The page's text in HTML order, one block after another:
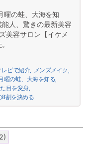
曜の蛙、大海を知
人、驚きの最新美容
美容サロン【イケメ
レビで紹介, メンズメイク
曜の蛙、大海を知る
目を変身,
8割を決める